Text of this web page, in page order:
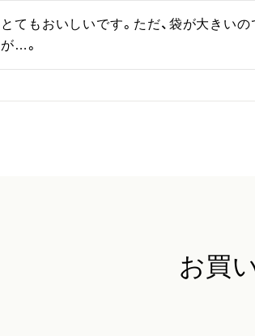
とてもおいしいです。ただ、袋が大きい
が…。
お買